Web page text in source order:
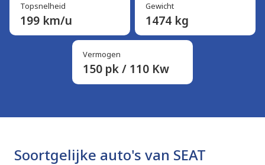
Topsnelheid
199 km/u
Gewicht
1474 kg
Vermogen
150 pk / 110 Kw
Soortgelijke auto's van SEAT